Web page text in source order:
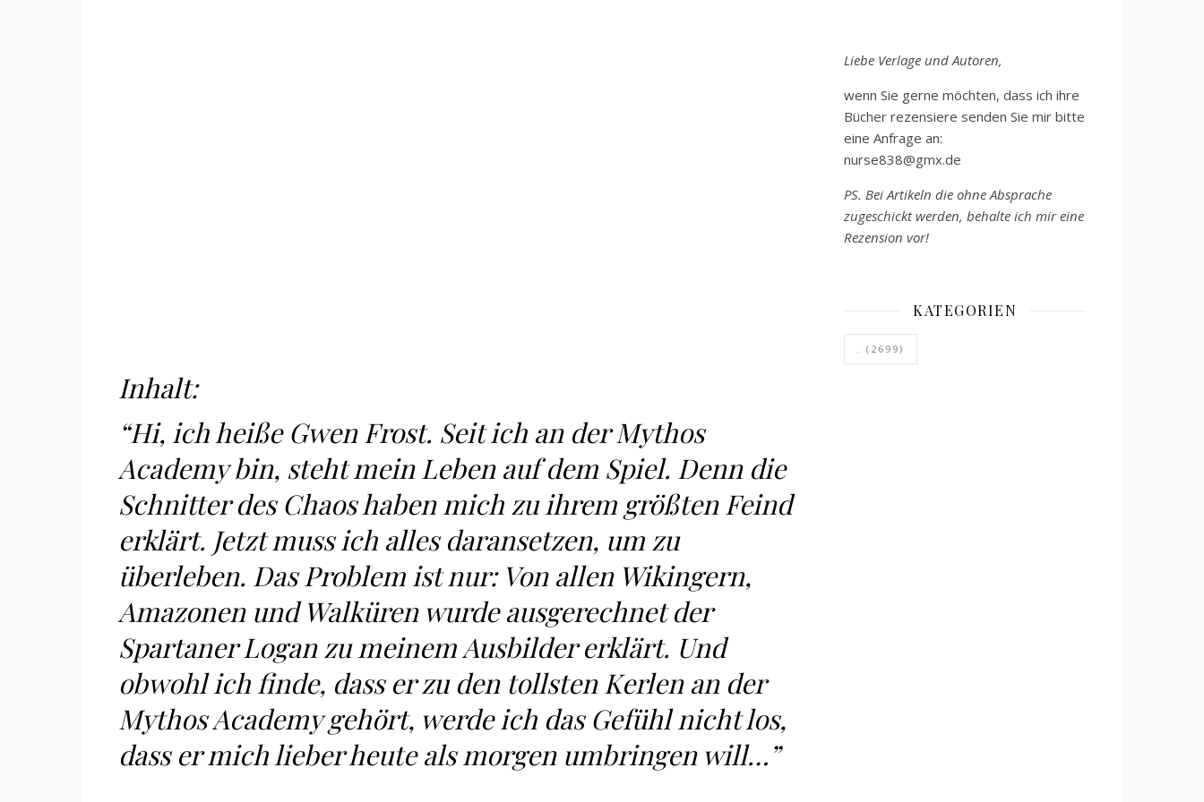
Inhalt:
“Hi, ich heiße Gwen Frost. Seit ich an der Mythos
Academy bin, steht mein Leben auf dem Spiel. Denn die
Schnitter des Chaos haben mich zu ihrem größten Feind
erklärt. Jetzt muss ich alles daransetzen, um zu
überleben. Das Problem ist nur: Von allen Wikingern,
Amazonen und Walküren wurde ausgerechnet der
Spartaner Logan zu meinem Ausbilder erklärt. Und
obwohl ich finde, dass er zu den tollsten Kerlen an der
Mythos Academy gehört, werde ich das Gefühl nicht los,
dass er mich lieber heute als morgen umbringen will…”
Liebe Verlage und Autoren,
wenn Sie gerne möchten, dass ich ihre
Bücher rezensiere senden Sie mir bitte
eine Anfrage an:
nurse838@gmx.de
PS. Bei Artikeln die ohne Absprache
zugeschickt werden, behalte ich mir eine
Rezension vor!
KATEGORIEN
. (2699)